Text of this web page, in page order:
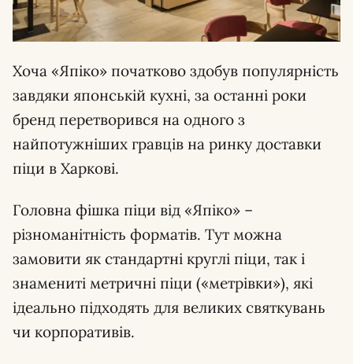
Хоча «Япіко» початково здобув популярність
завдяки японській кухні, за останні роки
бренд перетворився на одного з
найпотужніших гравців на ринку доставки
піци в Харкові.
Головна фішка піци від «Япіко» –
різноманітність форматів. Тут можна
замовити як стандартні круглі піци, так і
знамениті метричні піци («метрівки»), які
ідеально підходять для великих святкувань
чи корпоративів.